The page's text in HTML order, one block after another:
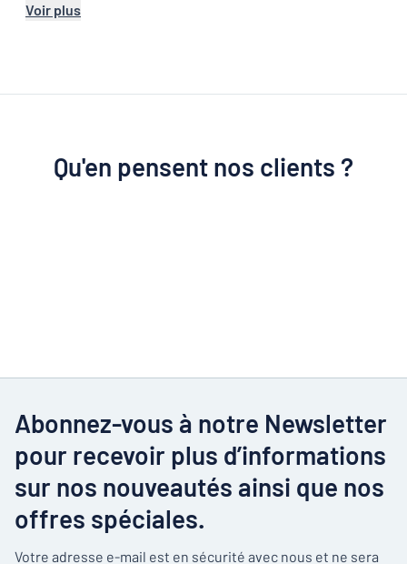
Voir plus
Qu'en pensent nos clients ?
Abonnez-vous à notre Newsletter
pour recevoir plus d’informations
sur nos nouveautés ainsi que nos
offres spéciales.
Votre adresse e-mail est en sécurité avec nous et ne sera